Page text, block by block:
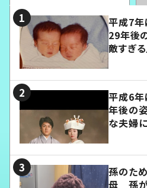
平成7
29年後
敵すぎる
平成6
年後の
な夫婦
孫のた
母 孫が